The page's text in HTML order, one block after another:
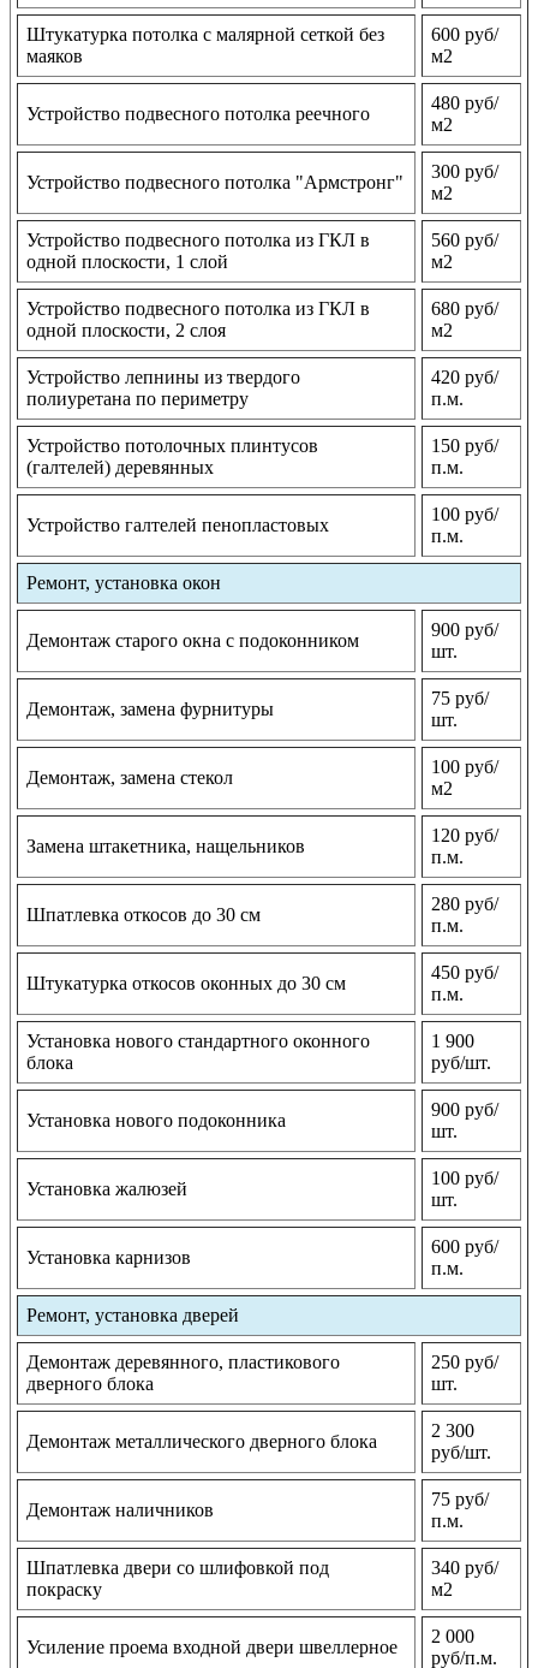
Штукатурка потолка с малярной сеткой без
маяков
600 руб/
м2
Устройство подвесного потолка реечного
480 руб/
м2
Устройство подвесного потолка "Армстронг"
300 руб/
м2
Устройство подвесного потолка из ГКЛ в
одной плоскости, 1 слой
560 руб/
м2
Устройство подвесного потолка из ГКЛ в
одной плоскости, 2 слоя
680 руб/
м2
Устройство лепнины из твердого
полиуретана по периметру
420 руб/
п.м.
Устройство потолочных плинтусов
(галтелей) деревянных
150 руб/
п.м.
Устройство галтелей пенопластовых
100 руб/
п.м.
Ремонт, установка окон
Демонтаж старого окна с подоконником
900 руб/
шт.
Демонтаж, замена фурнитуры
75 руб/
шт.
Демонтаж, замена стекол
100 руб/
м2
Замена штакетника, нащельников
120 руб/
п.м.
Шпатлевка откосов до 30 см
280 руб/
п.м.
Штукатурка откосов оконных до 30 см
450 руб/
п.м.
Установка нового стандартного оконного
блока
1 900
руб/шт.
Установка нового подоконника
900 руб/
шт.
Установка жалюзей
100 руб/
шт.
Установка карнизов
600 руб/
п.м.
Ремонт, установка дверей
Демонтаж деревянного, пластикового
дверного блока
250 руб/
шт.
Демонтаж металлического дверного блока
2 300
руб/шт.
Демонтаж наличников
75 руб/
п.м.
Шпатлевка двери со шлифовкой под
покраску
340 руб/
м2
Усиление проема входной двери швеллерное
2 000
руб/п.м.